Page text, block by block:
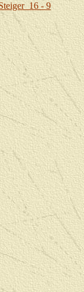
16 - 9